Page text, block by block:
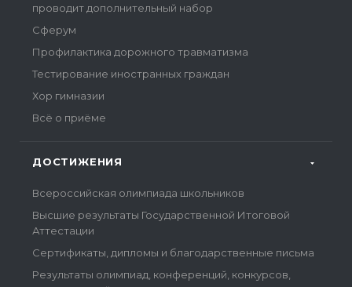
проводит дополнительный набор
Сферум
Профилактика дорожного травматизма
Тестирование иностранных граждан
Хор гимназии
Всё о приёме
ДОСТИЖЕНИЯ
Всероссийская олимпиада школьников
Высшие результаты Государственной Итоговой
Аттестации
Сертификаты, дипломы и благодарственные письма
Результаты олимпиад, конференций, конкурсов,